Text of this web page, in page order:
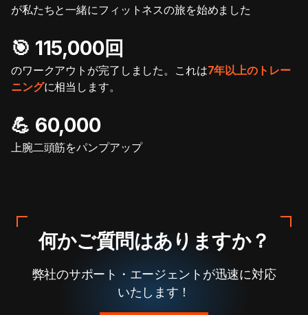
が私たちと一緒にフィットネスの旅を始めました
🎯️ 115,000回
のワークアウトが完了しました。これは7年以上のトレー
ニングに相当します。
💪 60,000
上腕二頭筋をパンプアップ
何かご質問はありますか？
弊社のサポート・エージェントが迅速に対応
いたします！